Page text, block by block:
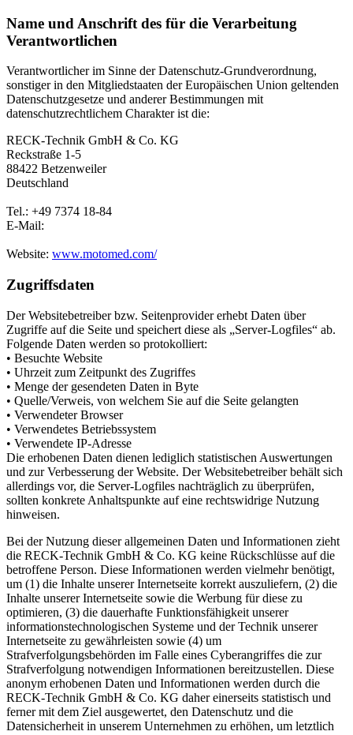
Name und Anschrift des für die Verarbeitung
Verantwortlichen
Verantwortlicher im Sinne der Datenschutz-Grundverordnung,
sonstiger in den Mitgliedstaaten der Europäischen Union geltenden
Datenschutzgesetze und anderer Bestimmungen mit
datenschutzrechtlichem Charakter ist die:
RECK-Technik GmbH & Co. KG
Reckstraße 1-5
88422 Betzenweiler
Deutschland
Tel.: +49 7374 18-84
E-Mail:
Website: www.motomed.com/
Zugriffsdaten
Der Websitebetreiber bzw. Seitenprovider erhebt Daten über
Zugriffe auf die Seite und speichert diese als „Server-Logfiles“ ab.
Folgende Daten werden so protokolliert:
• Besuchte Website
• Uhrzeit zum Zeitpunkt des Zugriffes
• Menge der gesendeten Daten in Byte
• Quelle/Verweis, von welchem Sie auf die Seite gelangten
• Verwendeter Browser
• Verwendetes Betriebssystem
• Verwendete IP-Adresse
Die erhobenen Daten dienen lediglich statistischen Auswertungen
und zur Verbesserung der Website. Der Websitebetreiber behält sich
allerdings vor, die Server-Logfiles nachträglich zu überprüfen,
sollten konkrete Anhaltspunkte auf eine rechtswidrige Nutzung
hinweisen.
Bei der Nutzung dieser allgemeinen Daten und Informationen zieht
die RECK-Technik GmbH & Co. KG keine Rückschlüsse auf die
betroffene Person. Diese Informationen werden vielmehr benötigt,
um (1) die Inhalte unserer Internetseite korrekt auszuliefern, (2) die
Inhalte unserer Internetseite sowie die Werbung für diese zu
optimieren, (3) die dauerhafte Funktionsfähigkeit unserer
informationstechnologischen Systeme und der Technik unserer
Internetseite zu gewährleisten sowie (4) um
Strafverfolgungsbehörden im Falle eines Cyberangriffes die zur
Strafverfolgung notwendigen Informationen bereitzustellen. Diese
anonym erhobenen Daten und Informationen werden durch die
RECK-Technik GmbH & Co. KG daher einerseits statistisch und
ferner mit dem Ziel ausgewertet, den Datenschutz und die
Datensicherheit in unserem Unternehmen zu erhöhen, um letztlich